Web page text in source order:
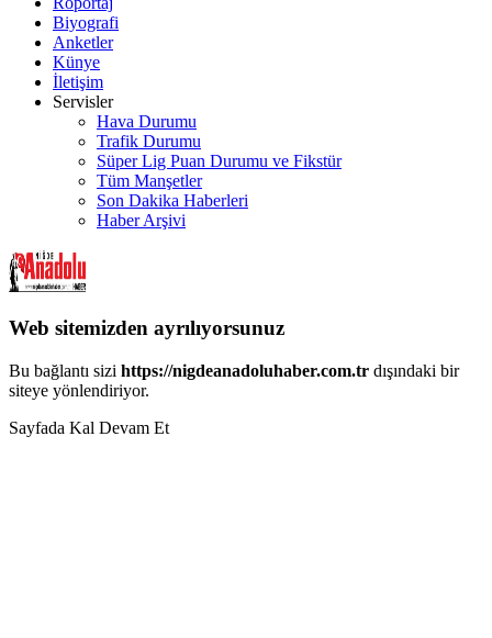
Biyografi
Anketler
Künye
İletişim
Servisler
Hava Durumu
Trafik Durumu
Süper Lig Puan Durumu ve Fikstür
Tüm Manşetler
Son Dakika Haberleri
Haber Arşivi
Web sitemizden ayrılıyorsunuz
Bu bağlantı sizi https://nigdeanadoluhaber.com.tr dışındaki bir
siteye yönlendiriyor.
Sayfada Kal Devam Et